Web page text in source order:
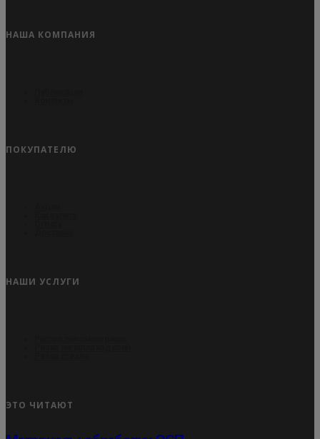
НАША КОМПАНИЯ
ПОКУПАТЕЛЮ
НАШИ УСЛУГИ
ЭТО ЧИТАЮТ